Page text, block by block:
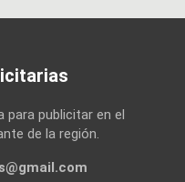
para publicitar en el
de la región.